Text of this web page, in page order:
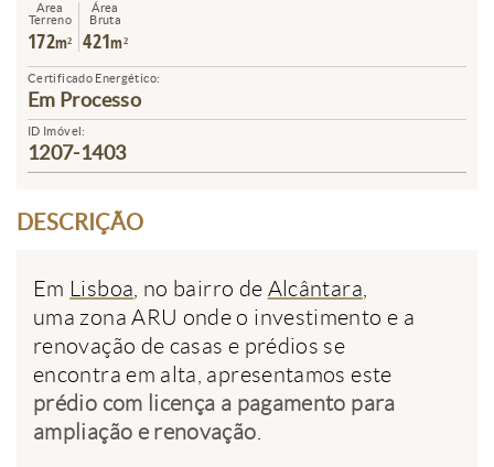
Area
Terreno
172m²
Área
Bruta
421m²
Certificado Energético:
Em Processo
ID Imóvel:
1207-1403
DESCRIÇÃO
Em Lisboa , no bairro de Alcântara
uma zona ARU onde o investimento e a
renovação de casas e prédios se
encontra em alta, apresentamos este
prédio com licença a pagamento para
ampliação e renovação